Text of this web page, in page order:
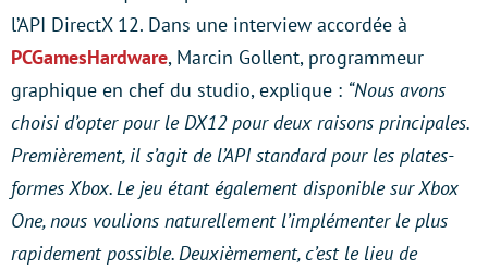
l’API DirectX 12. Dans une interview accordée à
PCGamesHardware, Marcin Gollent, programmeur
graphique en chef du studio, explique : “Nous avons
choisi d’opter pour le DX12 pour deux raisons principales.
Premièrement, il s’agit de l’API standard pour les plates-
formes Xbox. Le jeu étant également disponible sur Xbox
One, nous voulions naturellement l’implémenter le plus
rapidement possible. Deuxièmement, c’est le lieu de